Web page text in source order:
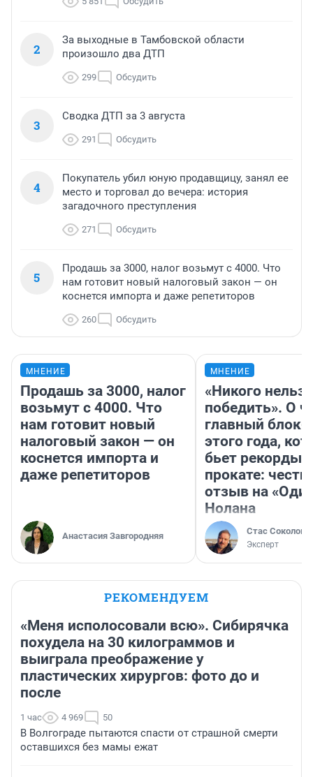
2
За выходные в Тамбовской области
произошло два ДТП
299 Обсудить
3
Сводка ДТП за 3 августа
291 Обсудить
4
Покупатель убил юную продавщицу, занял ее
место и торговал до вечера: история
загадочного преступления
271 Обсудить
5
Продашь за 3000, налог возьмут с 4000. Что
нам готовит новый налоговый закон — он
коснется импорта и даже репетиторов
260 Обсудить
МНЕНИЕ
Продашь за 3000, налог
возьмут с 4000. Что
нам готовит новый
налоговый закон — он
коснется импорта и
даже репетиторов
Анастасия Завгородняя
МНЕНИЕ
«Никого нельзя
победить». О
главный
этого года,
бьет рекорды в
прокате:
отзыв на
Нолана
Стас Соколов
Эксперт
РЕКОМЕНДУЕМ
«Меня исполосовали всю». Сибирячка
похудела на 30 килограммов и
выиграла преображение у
пластических хирургов: фото до и
после
1 час 4 969 50
В Волгограде пытаются спасти от страшной смерти
оставшихся без мамы ежат